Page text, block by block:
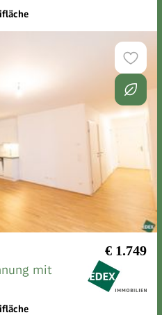
€ 1.749
mit